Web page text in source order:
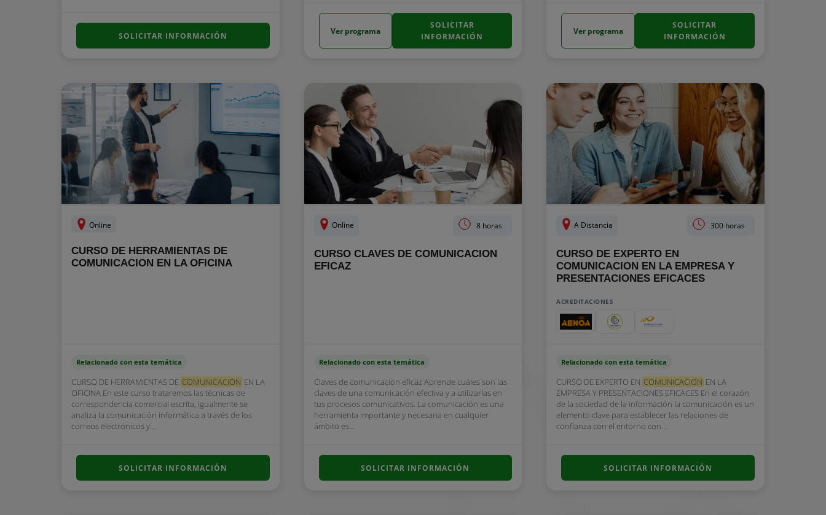
SOLICITAR INFORMACIÓN Ver programa
SOLICITAR
INFORMACIÓN
Ver programa
SOLICITAR
INFORMACIÓN
Online
CURSO DE HERRAMIENTAS DE
COMUNICACION EN LA OFICINA
Relacionado con esta temática
CURSO DE HERRAMIENTAS DE COMUNICACION EN LA
OFICINA En este curso trataremos las técnicas de
correspondencia comercial escrita, igualmente se
analiza la comunicación informática a través de los
correos electrónicos y...
SOLICITAR INFORMACIÓN
Online 8 horas
CURSO CLAVES DE COMUNICACION
EFICAZ
Relacionado con esta temática
Claves de comunicación eficaz Aprende cuáles son las
claves de una comunicación efectiva y a utilizarlas en
tus procesos comunicativos. La comunicación es una
herramienta importante y necesaria en cualquier
ámbito es...
SOLICITAR INFORMACIÓN
A Distancia 300 horas
CURSO DE EXPERTO EN
COMUNICACION EN LA EMPRESA Y
PRESENTACIONES EFICACES
ACREDITACIONES
Relacionado con esta temática
CURSO DE EXPERTO EN COMUNICACION EN LA
EMPRESA Y PRESENTACIONES EFICACES En el corazón
de la sociedad de la información la comunicación es un
elemento clave para establecer las relaciones de
confianza con el entorno con...
SOLICITAR INFORMACIÓN